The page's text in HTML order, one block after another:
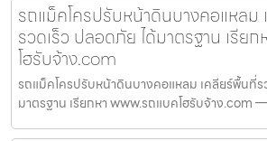
รถแม็คโครปรับหน้าดินบางคอแหลม
รวดเร็ว ปลอดภัย ได้มาตรฐาน เรีย
โฮรับจ้าง.com
รถแม็คโครปรับหน้าดินบางคอแหลม เคลียร์พื้นที่ร
มาตรฐาน เรียกหา www.รถแบคโฮรับจ้าง.com